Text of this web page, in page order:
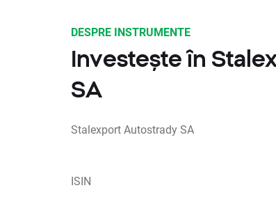
DESPRE INSTRUMENTE
Investește în
SA
Stalexport Autostrady SA
ISIN